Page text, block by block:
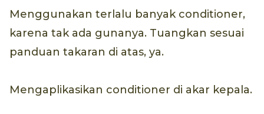
Menggunakan terlalu banyak conditioner,
karena tak ada gunanya. Tuangkan sesuai
panduan takaran di atas, ya.
Mengaplikasikan conditioner di akar kepala.